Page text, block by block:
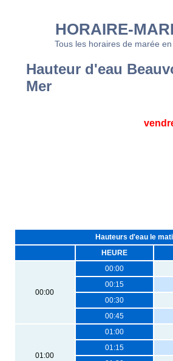
HORAIRE-
Tous les horaires de marée
Hauteur d'eau
Mer
Hauteurs d'eau le
HEURE
00:00
00:00
00:15
00:30
00:45
01:00
01:00
01:15